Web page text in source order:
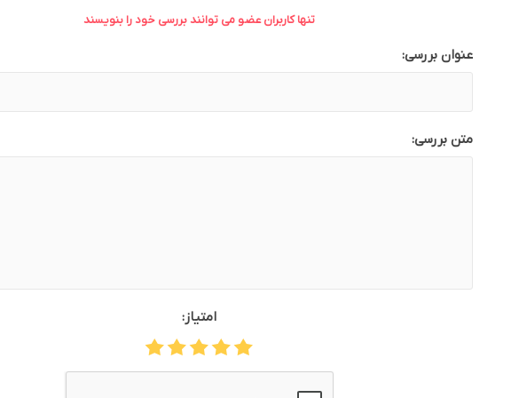
تنها کاربران عضو می توانند بررسی خود را بنویسند
عنوان بررسی:
متن بررسی:
امتیاز: